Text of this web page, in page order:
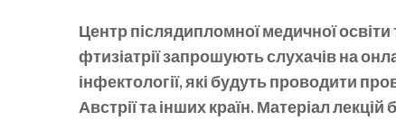
Центр післядипломної медичної
фтизіатрії запрошують слухачів на
інфектології, які будуть проводити
Австрії та інших країн. Матеріал